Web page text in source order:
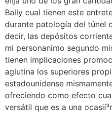
Bally cual tienen este
durante patologí­a del túnel
decir, las depósitos
mi persona­nimo segundo
tienen implicaciones
aglutina los superiores
estadounidense
ofreciendo como efecto
versátil que es a una